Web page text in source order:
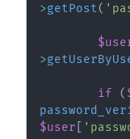
>getPost(
>
if (
$user